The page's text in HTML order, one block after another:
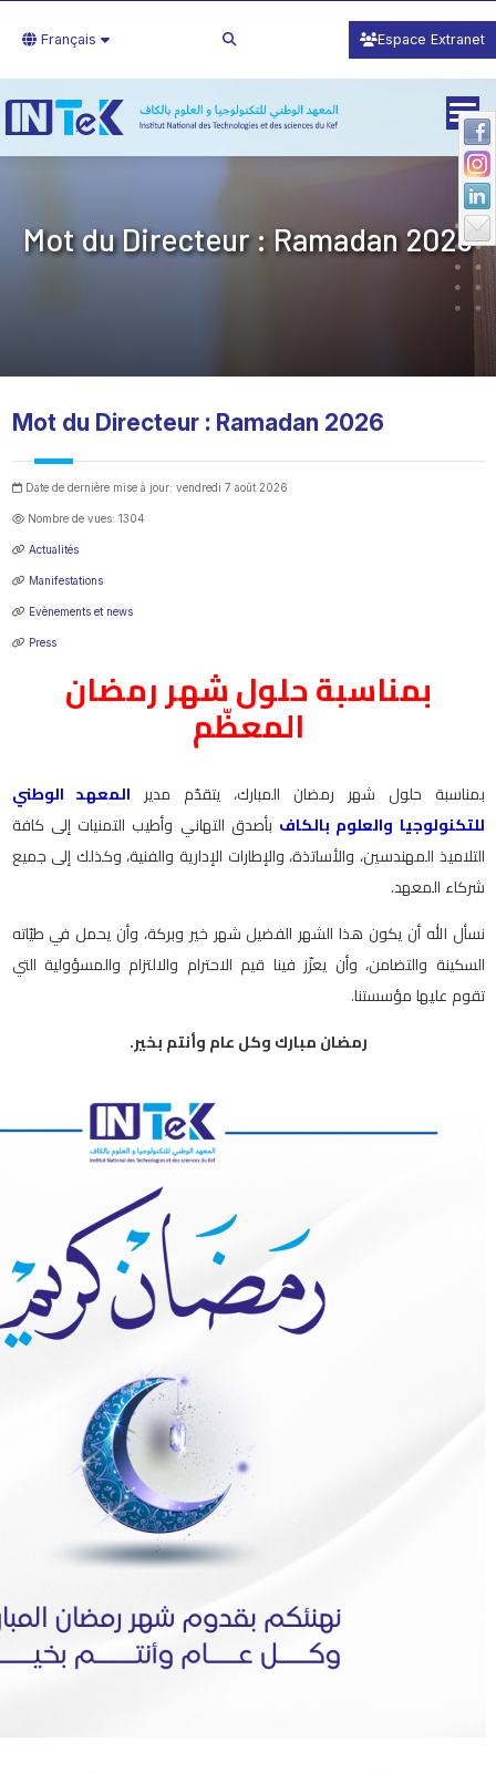
Français Espace Extranet
Mot du Directeur : Ramadan 2026
Mot du Directeur : Ramadan 2026
Date de dernière mise à jour: vendredi 7 août 2026
Nombre de vues: 1304
Actualités
Manifestations
Evènements et news
Press
بمناسبة حلول شهر رمضان
المعظّم
بمناسبة حلول شهر رمضان المبارك، يتقدّم مدير المعهد الوطني
للتكنولوجيا والعلوم بالكاف بأصدق التهاني وأطيب التمنيات إلى كافة
التلاميذ المهندسين، والأساتذة، والإطارات الإدارية والفنية، وكذلك إلى جميع
شركاء المعهد.
نسأل الله أن يكون هذا الشهر الفضيل شهر خير وبركة، وأن يحمل في طيّاته
السكينة والتضامن، وأن يعزّز فينا قيم الاحترام والالتزام والمسؤولية التي
تقوم عليها مؤسستنا.
رمضان مبارك وكل عام وأنتم بخير.